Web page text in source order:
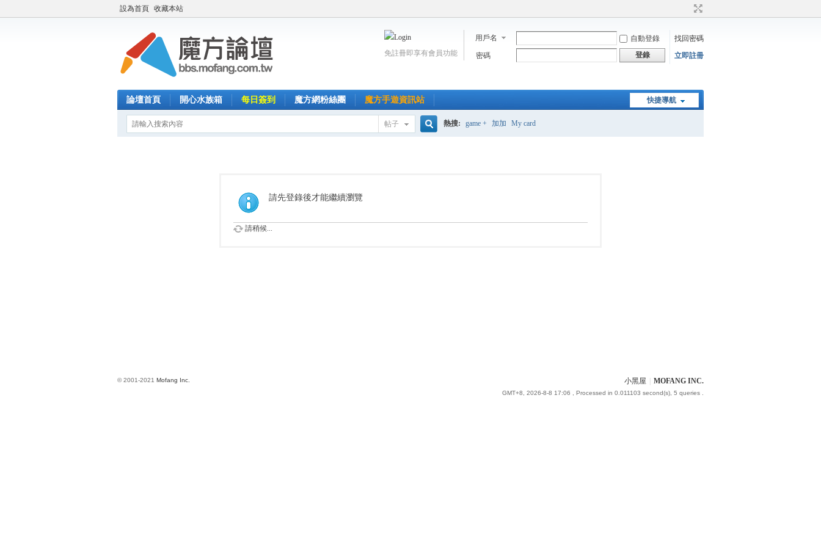
設為首頁 收藏本站
用戶名 自動登錄
找回密碼
密碼
登錄 立即註冊
免註冊即享有會員功能
快捷導航
論壇首頁 開心水族箱 每日簽到 魔方網粉絲團 魔方手遊資訊站
帖子 熱搜: game + 加加 My card
請先登錄後才能繼續瀏覽
請稍候...
小黑屋 MOFANG INC.
GMT+8, 2026-8-8 17:06 , Processed in 0.011103 second(s), 5 queries .
© 2001-2021 Mofang Inc.